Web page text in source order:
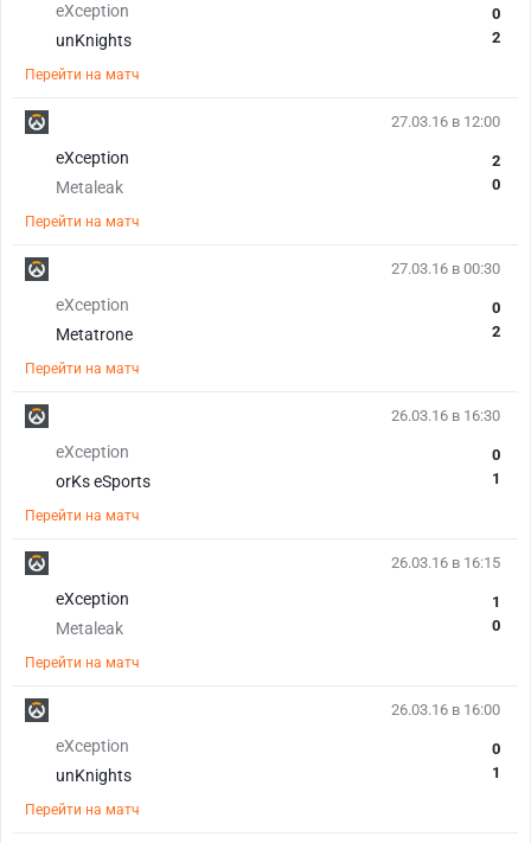
eXception
unKnights
0
2
Перейти на матч
27.03.16 в 12:00
eXception
Metaleak
2
0
Перейти на матч
27.03.16 в 00:30
eXception
Metatrone
0
2
Перейти на матч
26.03.16 в 16:30
eXception
orKs eSports
0
1
Перейти на матч
26.03.16 в 16:15
eXception
Metaleak
1
0
Перейти на матч
26.03.16 в 16:00
eXception
unKnights
0
1
Перейти на матч